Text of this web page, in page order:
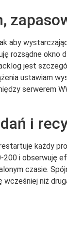
aby
rozsądne okno
jest
ustawiam
serwerem
i
każdy
200 i
czasie.
niż